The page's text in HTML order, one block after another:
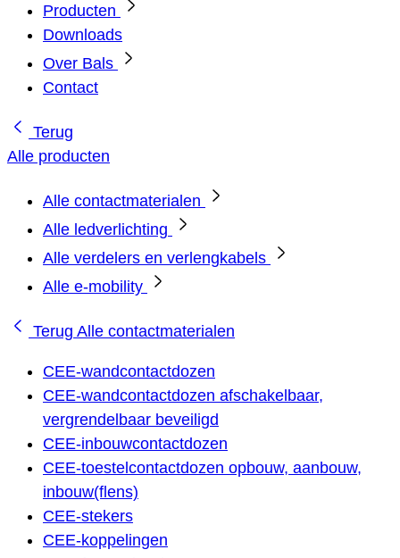
Producten
Downloads
Over Bals
Contact
Terug
Alle producten
Alle contactmaterialen
Alle ledverlichting
Alle verdelers en verlengkabels
Alle e-mobility
Terug Alle contactmaterialen
CEE-wandcontactdozen
CEE-wandcontactdozen afschakelbaar,
vergrendelbaar beveiligd
CEE-inbouwcontactdozen
CEE-toestelcontactdozen opbouw, aanbouw,
inbouw(flens)
CEE-stekers
CEE-koppelingen